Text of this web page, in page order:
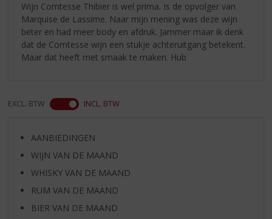
Wijn Comtesse Thibier is wel prima. Is de opvolger van
Marquise de Lassime. Naar mijn mening was deze wijn
beter en had meer body en afdruk. Jammer maar ik denk
dat de Comtesse wijn een stukje achteruitgang betekent.
Maar dat heeft met smaak te maken. Hub
EXCL. BTW INCL. BTW
AANBIEDINGEN
WIJN VAN DE MAAND
WHISKY VAN DE MAAND
RUM VAN DE MAAND
BIER VAN DE MAAND